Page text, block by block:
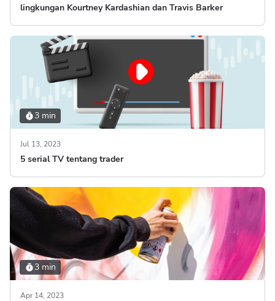
lingkungan Kourtney Kardashian dan Travis Barker
3 min
Jul 13, 2023
5 serial TV tentang trader
3 min
Apr 14, 2023